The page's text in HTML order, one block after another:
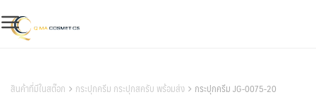
to
content
สินค้าที่มีในสต๊อก กระปุกครีม กระปุกสครับ พร้อมส่ง กระปุกครีม JG-0075-20